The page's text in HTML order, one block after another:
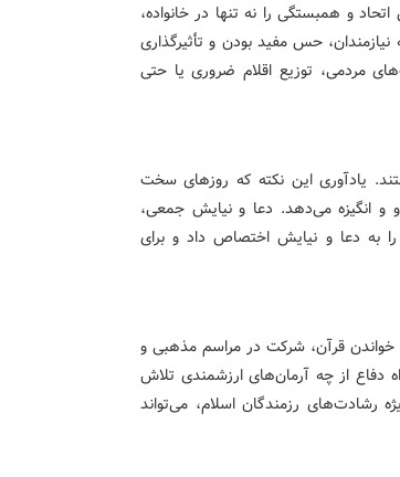
و همبستگی را نه تنها در خانواده،
حس مفید بودن و تأثیرگذاری
مردمی، توزیع اقلام ضروری یا حتی
یادآوری این نکته که روزهای سخت
و انگیزه می‌دهد. دعا و نیایش جمعی،
به دعا و نیایش اختصاص داد و برای
قرآن، شرکت در مراسم مذهبی و
دفاع از چه آرمان‌های ارزشمندی تلاش
رشادت‌های رزمندگان اسلام، می‌تواند